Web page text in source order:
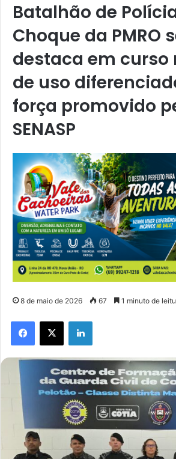
Batalhão de
Choque da PMRO
destaca em curso
de uso
força promovido
SENASP
8 de maio de 2026 67 1 minuto de
Facebook
X Linkedin